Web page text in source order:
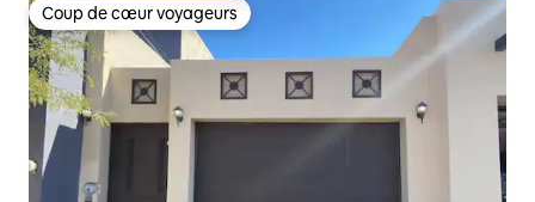
Coup de cœur voyageurs
Coup de cœur voyageurs